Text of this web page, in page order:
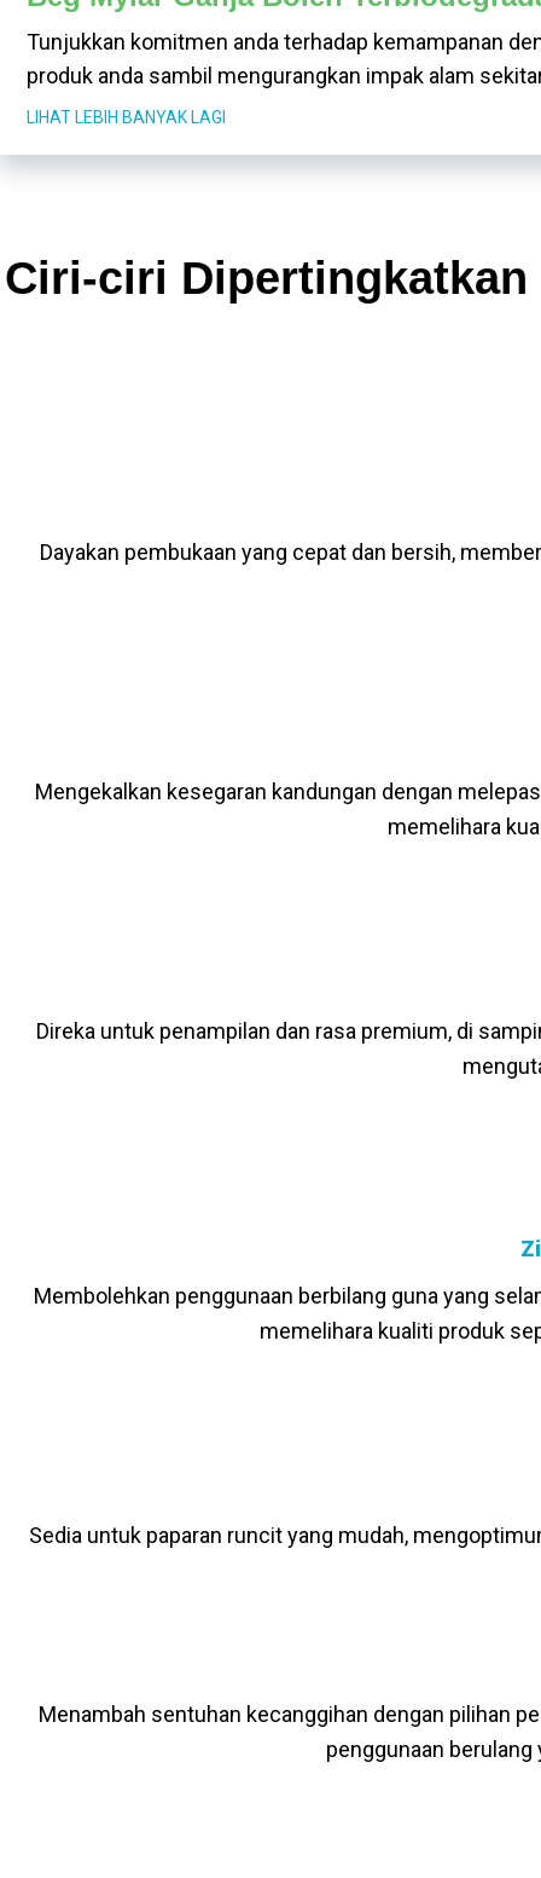
Tunjukkan komitmen anda terhadap kemampanan
produk anda sambil mengurangkan impak alam
LIHAT LEBIH BANYAK LAGI
Ciri-ciri Dipertingkatkan
Dayakan pembukaan yang cepat dan bersih,
Mengekalkan kesegaran kandungan dengan
memelihara
Direka untuk penampilan dan rasa premium, di
Membolehkan penggunaan berbilang guna yang
memelihara kualiti produk
Sedia untuk paparan runcit yang mudah,
Menambah sentuhan kecanggihan dengan pilihan
penggunaan